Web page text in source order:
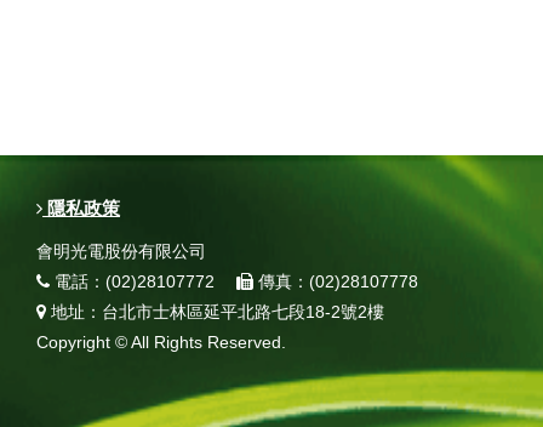
隱私政策
會明光電股份有限公司
電話：(02)28107772
傳真：(02)28107778
地址：台北市士林區延平北路七段18-2號2樓
Copyright © All Rights Reserved.